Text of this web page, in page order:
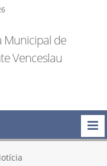
Municipal de
Venceslau